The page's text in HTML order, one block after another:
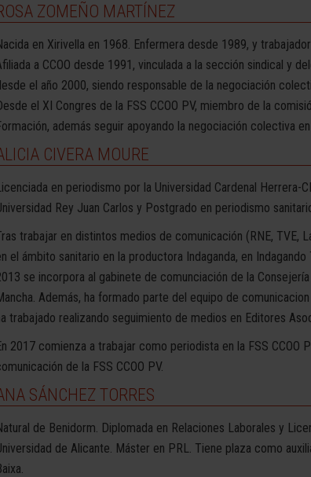
ZOMEÑO MARTÍNEZ
en Xirivella en 1968. Enfermera desde 1989, y
a CCOO desde 1991, vinculada a la sección sindical y
el año 2000, siendo responsable de la negociación
el XI Congres de la FSS CCOO PV, miembro de la
además seguir apoyando la negociación colectiva
CIVERA MOURE
en periodismo por la Universidad Cardenal Herrera-
Rey Juan Carlos y Postgrado en periodismo
trabajar en distintos medios de comunicación (RNE, TVE,
el ámbito sanitario en la productora Indaganda, en
se incorpora al gabinete de comunciación de la
Además, ha formado parte del equipo de
trabajado realizando seguimiento de medios en Editores
2017 comienza a trabajar como periodista en la FSS CCOO
de la FSS CCOO PV.
SÁNCHEZ TORRES
de Benidorm. Diplomada en Relaciones Laborales y
de Alicante. Máster en PRL. Tiene plaza como